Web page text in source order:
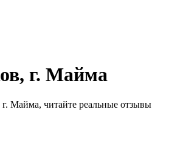
г. Майма
Майма, читайте реальные отзывы